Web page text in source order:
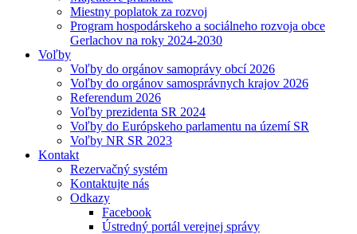
Miestny poplatok za rozvoj
Program hospodárskeho a sociálneho rozvoja obce
Gerlachov na roky 2024-2030
Voľby
Voľby do orgánov samoprávy obcí 2026
Voľby do orgánov samosprávnych krajov 2026
Referendum 2026
Voľby prezidenta SR 2024
Voľby do Európskeho parlamentu na území SR
Voľby NR SR 2023
Kontakt
Rezervačný systém
Kontaktujte nás
Odkazy
Facebook
Ústredný portál verejnej správy